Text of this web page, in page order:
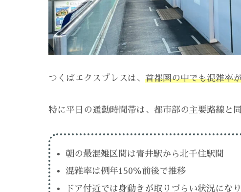
つくばエクスプレスは、 首都圏の中でも混雑率
特に平日の通勤時間帯は、都市部の主要路線と
朝の最混雑区間は青井駅から北千住駅間
混雑率は例年150％前後で推移
ドア付近では身動きが取りづらい状況にな